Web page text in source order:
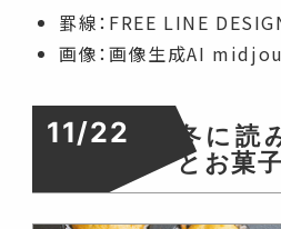
罫線：FREE LINE
画像：画像生成AI
11/22
冬に読
とお菓